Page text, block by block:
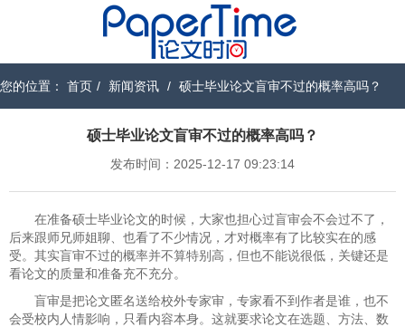
您的位置： 首页 / 新闻资讯 / 硕士毕业论文盲审不过的概率高吗？
硕士毕业论文盲审不过的概率高吗？
发布时间：2025-12-17 09:23:14
在准备硕士毕业论文的时候，大家也担心过盲审会不会过不了，
后来跟师兄师姐聊、也看了不少情况，才对概率有了比较实在的感
受。其实盲审不过的概率并不算特别高，但也不能说很低，关键还是
看论文的质量和准备充不充分。
盲审是把论文匿名送给校外专家审，专家看不到作者是谁，也不
会受校内人情影响，只看内容本身。这就要求论文在选题、方法、数